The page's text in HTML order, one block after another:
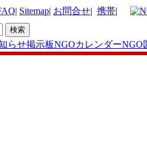
| Sitemap| お問合せ| 携帯|
らせ掲示板NGOカレンダーNGO